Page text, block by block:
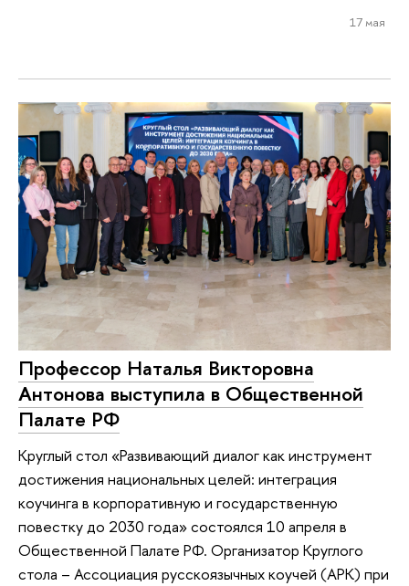
17 мая
Профессор Наталья Викторовна
Антонова выступила в Общественной
Палате РФ
Круглый стол «Развивающий диалог как инструмент
достижения национальных целей: интеграция
коучинга в корпоративную и государственную
повестку до 2030 года» состоялся 10 апреля в
Общественной Палате РФ. Организатор Круглого
стола – Ассоциация русскоязычных коучей (АРК) при